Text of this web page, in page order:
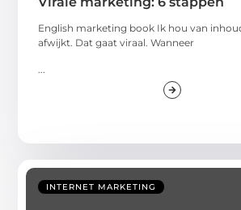
English marketing book Ik hou van
afwijkt. Dat gaat viraal. Wanneer
INTERNET MARKETING